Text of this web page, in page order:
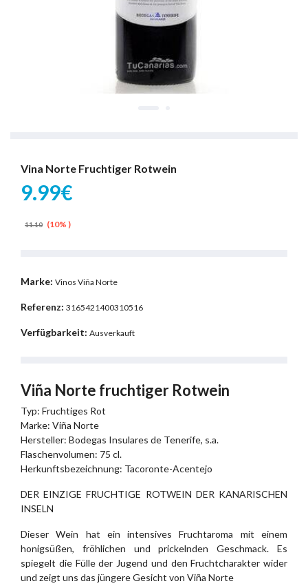
Vina Norte Fruchtiger Rotwein
9.99€
11.10 (10% )
Marke: Vinos Viña Norte
Referenz: 3165421400310516
Verfügbarkeit: Ausverkauft
Viña Norte fruchtiger Rotwein
Typ: Fruchtiges Rot
Marke: Viña Norte
Hersteller: Bodegas Insulares de Tenerife, s.a.
Flaschenvolumen: 75 cl.
Herkunftsbezeichnung: Tacoronte-Acentejo
DER EINZIGE FRUCHTIGE ROTWEIN DER KANARISCHEN
INSELN
Dieser Wein hat ein intensives Fruchtaroma mit einem
honigsüßen, fröhlichen und prickelnden Geschmack. Es
spiegelt die Fülle der Jugend und den Fruchtcharakter wider
und zeigt uns das jüngere Gesicht von Viña Norte